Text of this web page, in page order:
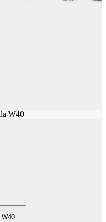
W40
W40